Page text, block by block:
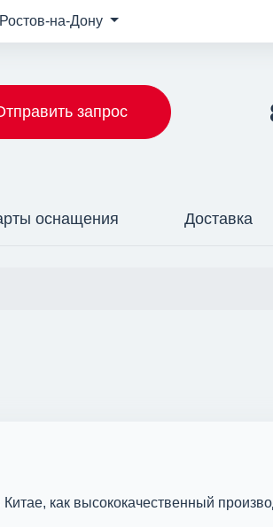
Ростов-на-Дону
запрос
оснащения Доставка
как высококачественный